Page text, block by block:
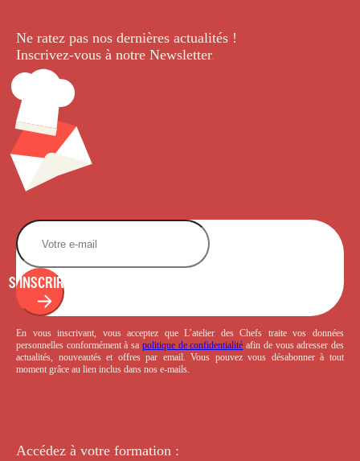
Ne ratez pas nos dernières actualités !
Inscrivez-vous à notre Newsletter.
S'INSCRIRE
En vous inscrivant, vous acceptez que L’atelier des Chefs traite vos données
personnelles conformément à sa politique de confidentialité afin de vous adresser des
actualités, nouveautés et offres par email. Vous pouvez vous désabonner à tout
moment grâce au lien inclus dans nos e-mails.
Accédez à votre formation :